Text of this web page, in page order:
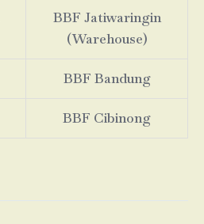
BBF Jatiwaringin
(Warehouse)
BBF Bandung
BBF Cibinong